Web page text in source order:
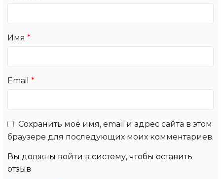
Имя *
Email *
Сохранить моё имя, email и адрес сайта в этом
браузере для последующих моих комментариев.
Вы должны войти в систему, чтобы оставить
отзыв